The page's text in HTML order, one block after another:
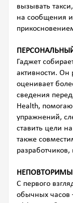
вызывать
на сообщения
Гаджет
активности. Он
оценивает
сведения
Health,
упражнений,
ставить цели
также
С первого
обычных часов